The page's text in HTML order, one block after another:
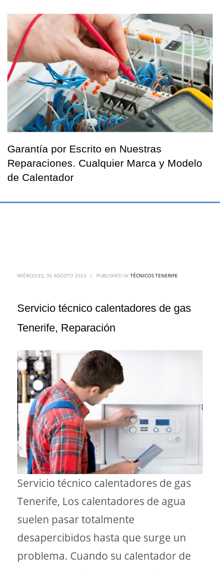
Garantía por Escrito en Nuestras
Reparaciones. Cualquier Marca y Modelo
de Calentador
MIÉRCOLES, 30 AGOSTO 2023 / PUBLISHED IN TÉCNICOS TENERIFE
Servicio técnico calentadores de gas
Tenerife, Reparación
Servicio técnico calentadores de gas
Tenerife, Los calentadores de agua
suelen pasar totalmente
desapercibidos hasta que surge un
problema. Cuando su calentador de